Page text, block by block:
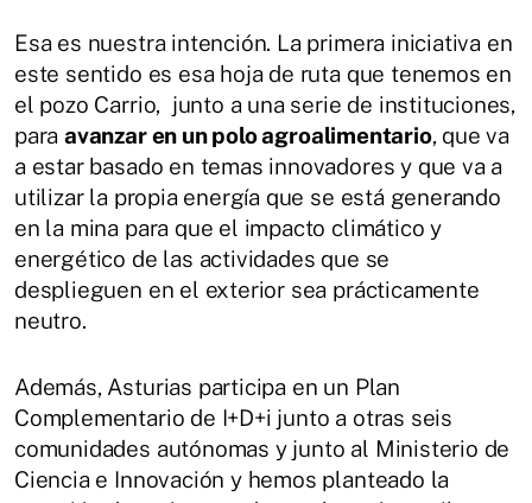
Esa es nuestra intención. La primera iniciativa en
este sentido es esa hoja de ruta que tenemos en
el pozo Carrio, junto a una serie de instituciones,
paraavanzar en un polo agroalimentario, que va
a estar basado en temas innovadores y que va a
utilizar la propia energía que se está generando
en la mina para que el impacto climático y
energético de las actividades que se
desplieguen en el exterior sea prácticamente
neutro.
Además, Asturias participa en un Plan
Complementario de I+D+i junto a otras seis
comunidades autónomas y junto al Ministerio de
Ciencia e Innovación y hemos planteado la